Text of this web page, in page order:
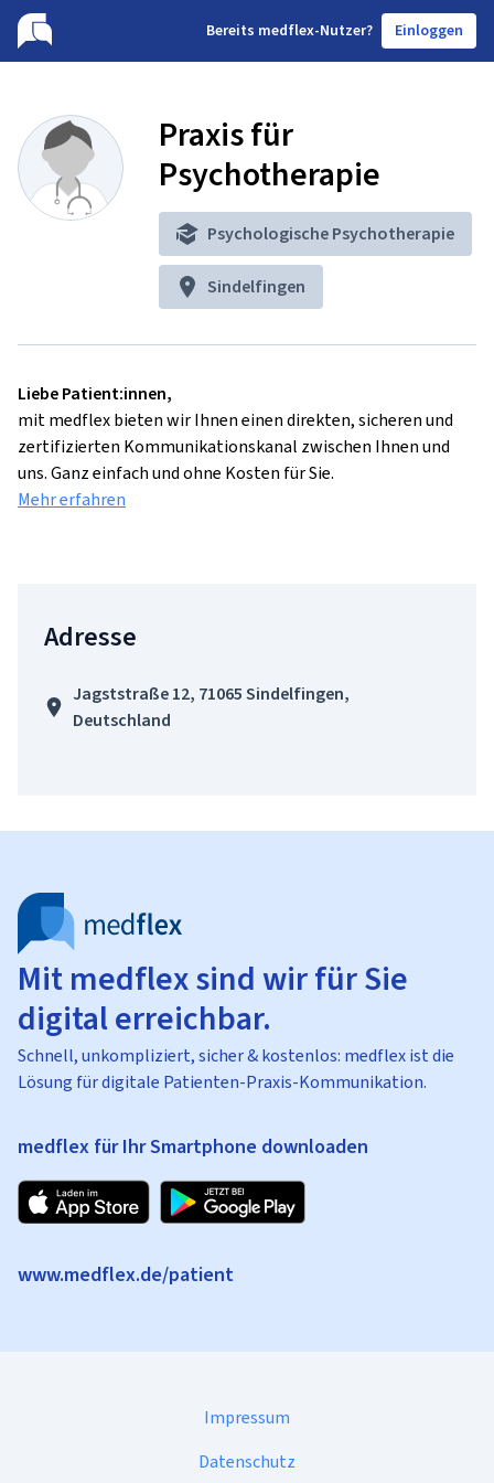
Bereits medflex-Nutzer? Einloggen
Praxis für
Psychotherapie
Psychologische Psychotherapie
Sindelfingen
Liebe Patient:innen,
mit medflex bieten wir Ihnen einen direkten, sicheren und
zertifizierten Kommunikationskanal zwischen Ihnen und
uns. Ganz einfach und ohne Kosten für Sie.
Mehr erfahren
Adresse
Jagststraße 12, 71065 Sindelfingen,
Deutschland
Mit medflex sind wir für Sie
digital erreichbar.
Schnell, unkompliziert, sicher & kostenlos: medflex ist die
Lösung für digitale Patienten-Praxis-Kommunikation.
medflex für Ihr Smartphone downloaden
www.medflex.de/patient
Impressum
Datenschutz